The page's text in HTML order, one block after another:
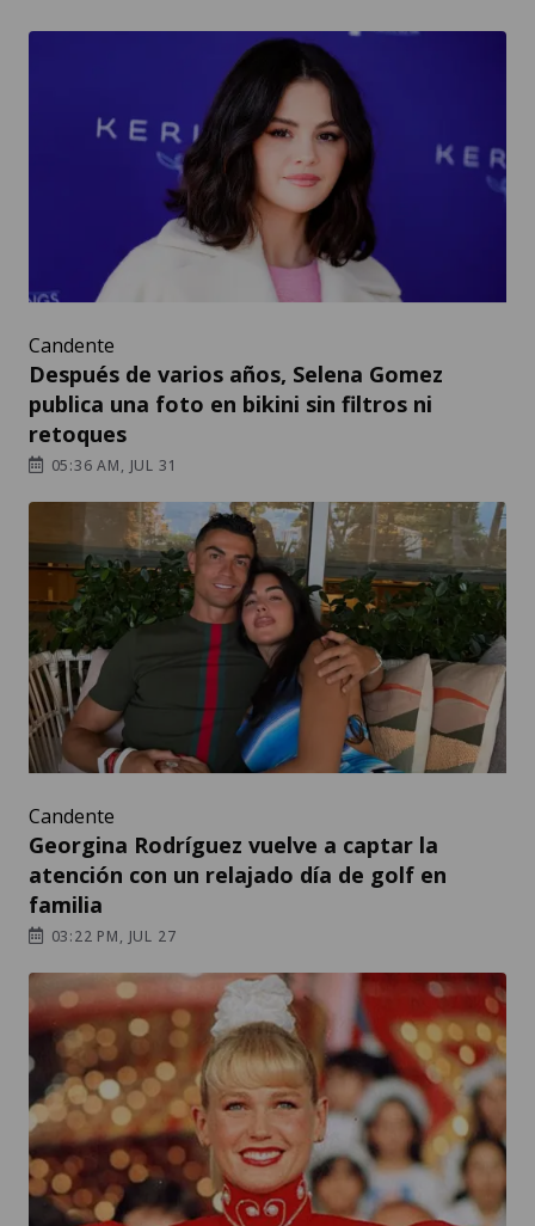
Candente
Después de varios años, Selena Gomez
publica una foto en bikini sin filtros ni
retoques
05:36 AM, JUL 31
Candente
Georgina Rodríguez vuelve a captar la
atención con un relajado día de golf en
familia
03:22 PM, JUL 27